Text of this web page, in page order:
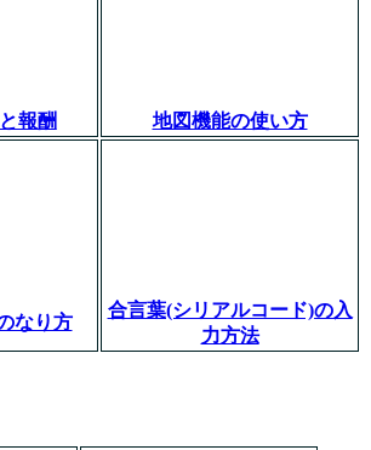
報酬 地図機能の使い方
なり方
合言葉(シリアルコード)の入
力方法